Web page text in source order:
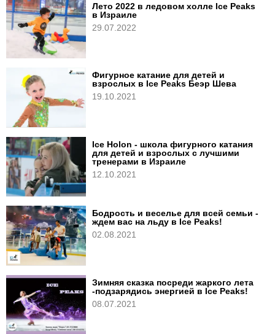
Лето 2022 в ледовом холле Ice Peaks
в Израиле
29.07.2022
Фигурное катание для детей и
взрослых в Ice Peaks Беэр Шева
19.10.2021
Ice Holon - школа фигурного катания
для детей и взрослых с лучшими
тренерами в Израиле
12.10.2021
Бодрость и веселье для всей семьи -
ждем вас на льду в Ice Peaks!
02.08.2021
Зимняя сказка посреди жаркого лета
-подзарядись энергией в Ice Peaks!
08.07.2021